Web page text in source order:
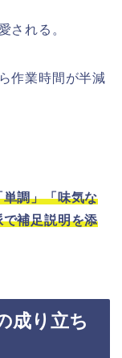
される。
作業時間が半減
調」「味気な
補足説明を添
成り立ち